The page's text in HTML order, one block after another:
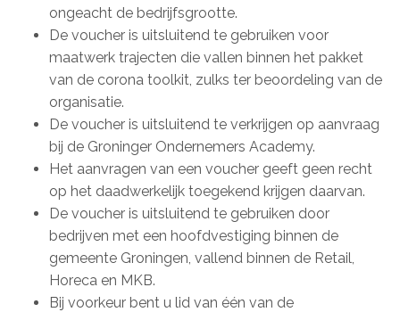
ongeacht de bedrijfsgrootte.
De voucher is uitsluitend te gebruiken voor
maatwerk trajecten die vallen binnen het pakket
van de corona toolkit, zulks ter beoordeling van de
organisatie.
De voucher is uitsluitend te verkrijgen op aanvraag
bij de Groninger Ondernemers Academy.
Het aanvragen van een voucher geeft geen recht
op het daadwerkelijk toegekend krijgen daarvan.
De voucher is uitsluitend te gebruiken door
bedrijven met een hoofdvestiging binnen de
gemeente Groningen, vallend binnen de Retail,
Horeca en MKB.
Bij voorkeur bent u lid van één van de